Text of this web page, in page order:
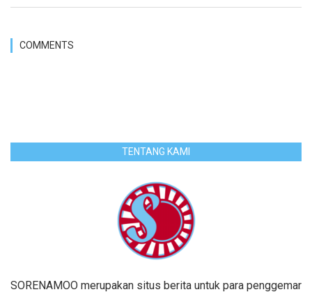
COMMENTS
TENTANG KAMI
SORENAMOO merupakan situs berita untuk para penggemar